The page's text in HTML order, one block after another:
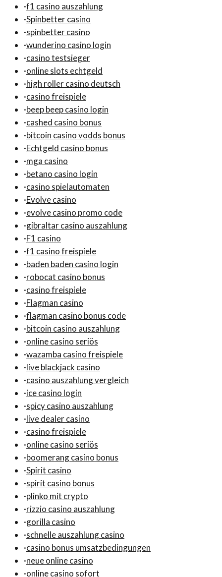
·f1 casino auszahlung
·Spinbetter casino
·spinbetter casino
·wunderino casino login
·casino testsieger
·online slots echtgeld
·high roller casino deutsch
·casino freispiele
·beep beep casino login
·cashed casino bonus
·bitcoin casino vodds bonus
·Echtgeld casino bonus
·mga casino
·betano casino login
·casino spielautomaten
·Evolve casino
·evolve casino promo code
·gibraltar casino auszahlung
·F1 casino
·f1 casino freispiele
·baden baden casino login
·robocat casino bonus
·casino freispiele
·Flagman casino
·flagman casino bonus code
·bitcoin casino auszahlung
·online casino seriös
·wazamba casino freispiele
·live blackjack casino
·casino auszahlung vergleich
·ice casino login
·spicy casino auszahlung
·live dealer casino
·casino freispiele
·online casino seriös
·boomerang casino bonus
·Spirit casino
·spirit casino bonus
·plinko mit crypto
·rizzio casino auszahlung
·gorilla casino
·schnelle auszahlung casino
·casino bonus umsatzbedingungen
·neue online casino
·online casino sofort